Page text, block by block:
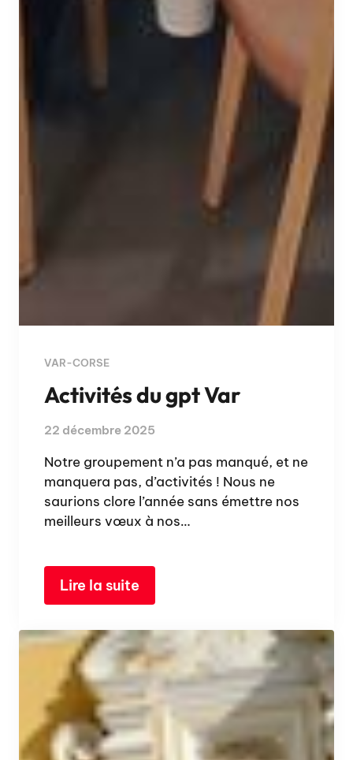
VAR-CORSE
Activités du gpt Var
22 décembre 2025
Notre groupement n’a pas manqué, et ne
manquera pas, d’activités ! Nous ne
saurions clore l’année sans émettre nos
meilleurs vœux à nos…
Lire la suite